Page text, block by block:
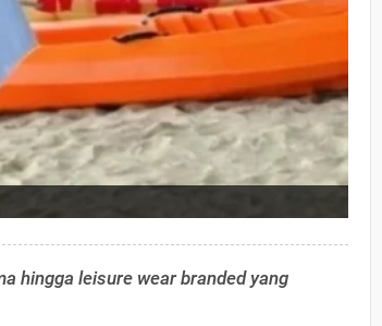
hingga leisure wear branded yang